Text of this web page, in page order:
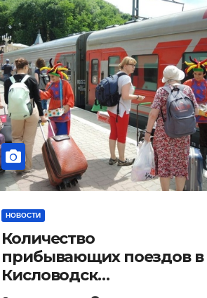
НОВОСТИ
Количество
прибывающих поездов в
Кисловодск
стремительно